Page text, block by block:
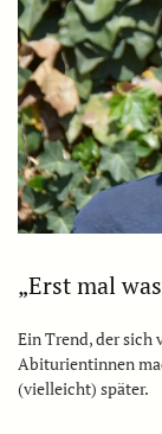
„Erst mal
Ein Trend, der
Abiturientinnen
(vielleicht) später.